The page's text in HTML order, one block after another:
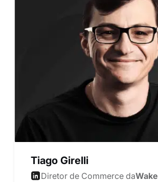
Tiago Girelli
Diretor de Commerce daWake